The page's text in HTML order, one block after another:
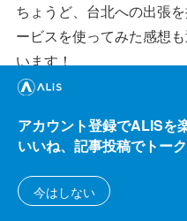
ちょうど、台北への出張
ービスを使ってみた感想
います！
（2019年2月4日追記
実際に乗ってみ
アカウント登録でALISを
いいね、記事投稿でトー
今はしない